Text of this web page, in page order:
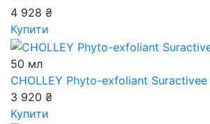
4 928 ₴
Купити
50 мл
CHOLLEY Phyto-exfoliant Suractivee
3 920 ₴
Купити